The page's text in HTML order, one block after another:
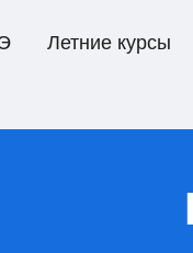
Летние курсы